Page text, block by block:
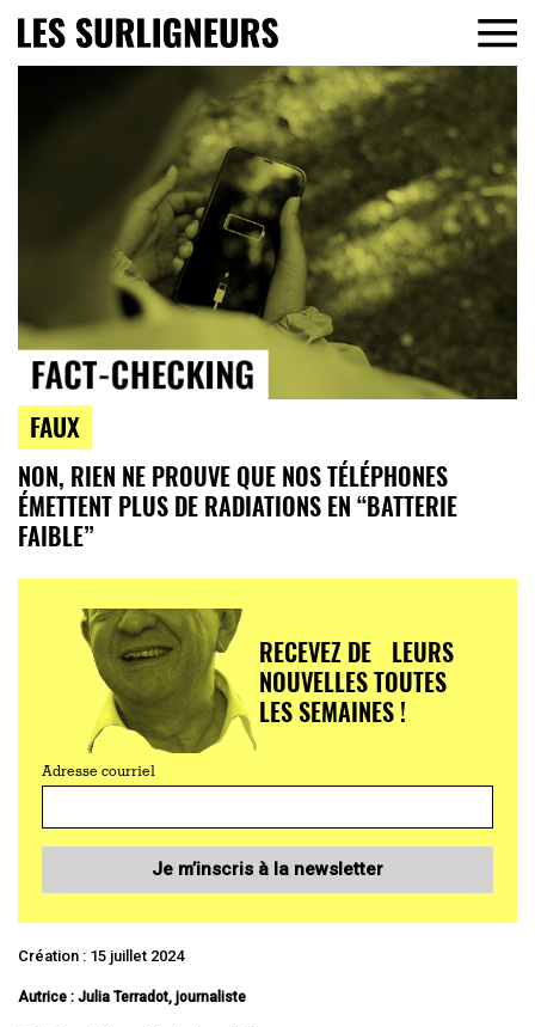
FAUX
NON, RIEN NE PROUVE QUE NOS TÉLÉPHONES
ÉMETTENT PLUS DE RADIATIONS EN “BATTERIE
FAIBLE”
RECEVEZ DE LEURS
NOUVELLES TOUTES
LES SEMAINES !
Adresse courriel
Je m’inscris à la newsletter
Création : 15 juillet 2024
Autrice : Julia Terradot, journaliste